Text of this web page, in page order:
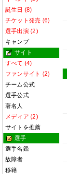
誕生日 (8)
チケット発売 (6)
選手出演 (2)
キャンプ
サイト
すべて (4)
ファンサイト (2)
チーム公式
選手公式
著名人
メディア (2)
サイトを推薦
選手
選手名鑑
故障者
移籍